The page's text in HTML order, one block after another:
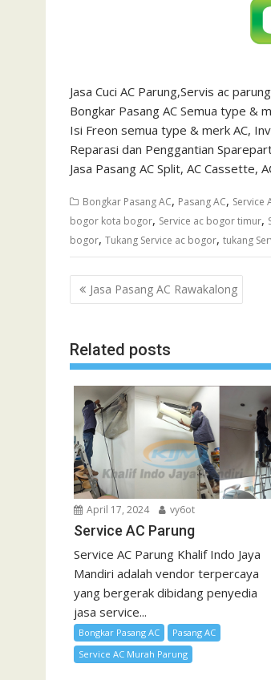
Jasa Cuci AC Parung,Servis ac
Bongkar Pasang AC Semua type &
Isi Freon semua type & merk AC,
Reparasi dan Penggantian
Jasa Pasang AC Split, AC Cassette,
Bongkar Pasang AC, Pasang AC, Service
bogor kota bogor, Service ac bogor timur,
bogor, Tukang Service ac bogor, tukang
Navigasi
pos
Jasa Pasang AC Rawakalong
Related posts
April 17, 2024 vy6ot
Service AC Parung
Service AC Parung Khalif Indo Jaya
Mandiri adalah vendor terpercaya
yang bergerak dibidang penyedia
jasa service...
Bongkar Pasang AC
Pasang AC
Service AC Murah Parung